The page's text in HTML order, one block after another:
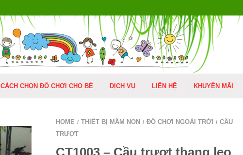
CÁCH CHỌN ĐỒ CHƠI CHO BÉ DỊCH VỤ LIÊN HỆ KHUYẾN MÃI
HOME / THIẾT BỊ MẦM NON / ĐỒ CHƠI NGOÀI TRỜI / CẦU
TRƯỢT
CT1003 – Cầu trượt thang leo